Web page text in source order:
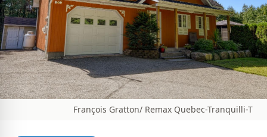
François Gratton/ Remax Quebec-Tranquilli-T